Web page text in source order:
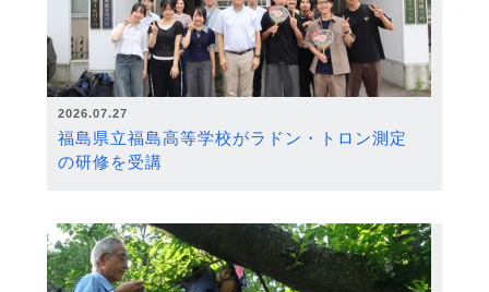
2026.07.27
福島県立福島高等学校がラドン・トロン測定
の研修を受講